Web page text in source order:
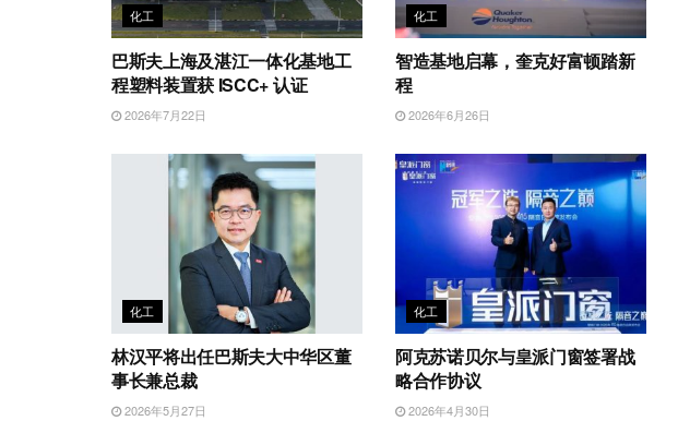
化工
巴斯夫上海及湛江一体化基地工
程塑料装置获 ISCC+ 认证
2026年7月22日
化工
智造基地启幕，奎克好富顿踏新
程
2026年6月26日
化工
林汉平将出任巴斯夫大中华区董
事长兼总裁
2026年5月27日
化工
阿克苏诺贝尔与皇派门窗签署战
略合作协议
2026年4月30日